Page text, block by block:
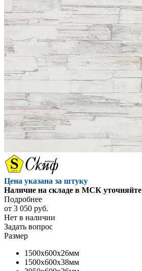
Цена указана за штуку
Наличие на складе в МСК
Подробнее
от 3 050 руб.
Нет в наличии
Задать вопрос
Размер
1500x600x26мм
1500x600x38мм